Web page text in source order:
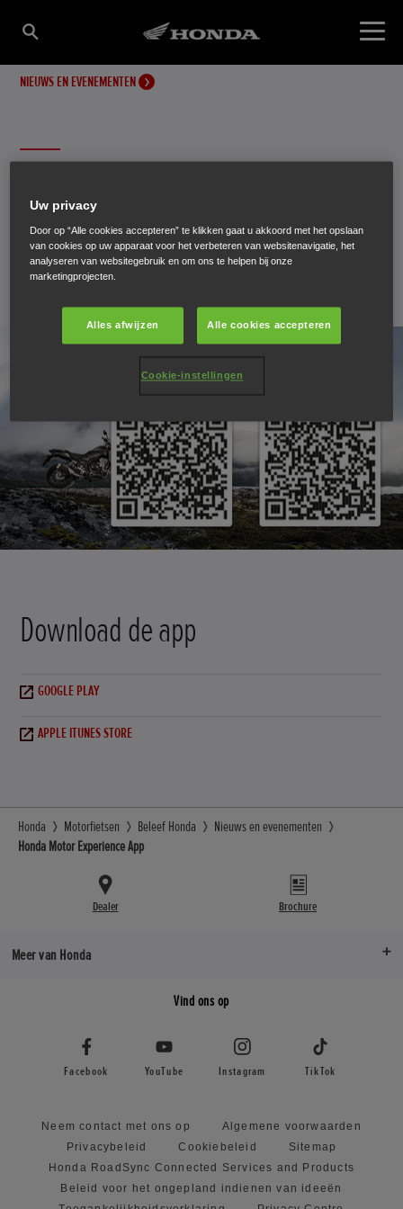
NIEUWS EN EVENEMENTEN
Download de Honda Motor
Experience App
Download de app
GOOGLE PLAY
APPLE ITUNES STORE
Honda Motorfietsen Beleef Honda
Nieuws en evenementen
Honda Motor Experience App
Dealer Brochure
Meer van Honda
Vind ons op
Facebook YouTube Instagram TikTok
Neem contact met ons op
Algemene voorwaarden
Privacybeleid
Cookiebeleid
Sitemap
Honda RoadSync Connected Services and Products
Beleid voor het ongepland indienen van ideeën
Uw privacy
Door op “Alle cookies accepteren” te klikken gaat u akkoord met het opslaan
van cookies op uw apparaat voor het verbeteren van websitenavigatie, het
analyseren van websitegebruik en om ons te helpen bij onze
marketingprojecten.
Alles afwijzen Alle cookies accepteren
Cookie-instellingen